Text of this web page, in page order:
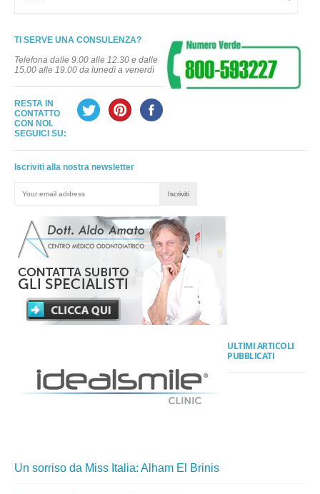
TI SERVE UNA CONSULENZA?
Telefona dalle 9.00 alle 12.30 e dalle
15.00 alle 19.00 da lunedì a venerdì
RESTA IN
CONTATTO
CON NOI.
SEGUICI SU:
Iscriviti alla nostra newsletter
ULTIMI ARTICOLI
PUBBLICATI
Un sorriso da Miss Italia: Alham El Brinis